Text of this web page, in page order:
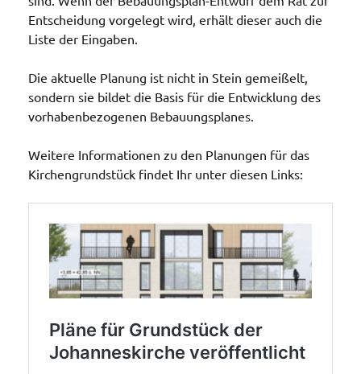
Entscheidung vorgelegt wird, erhält dieser auch die
Liste der Eingaben.
Die aktuelle Planung ist nicht in Stein gemeißelt,
sondern sie bildet die Basis für die Entwicklung des
vorhabenbezogenen Bebauungsplanes.
Weitere Informationen zu den Planungen für das
Kirchengrundstück findet Ihr unter diesen Links: